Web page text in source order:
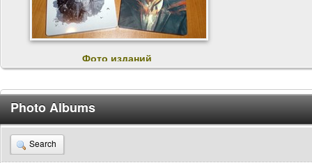
Фото изданий
Photo Albums
Search